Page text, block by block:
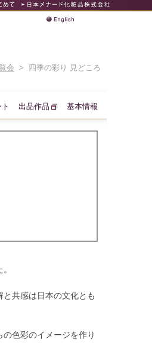
会 > 四季の彩り 見どころ
基本情報
出品作品
共感は日本の文化とも
色彩のイメージを作り